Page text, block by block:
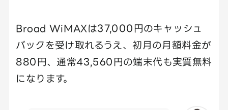
Broad WiMAXは37,000円のキャッシュ
バックを受け取れるうえ、初月の月額料金が
880円、通常43,560円の端末代も実質無料
になります。